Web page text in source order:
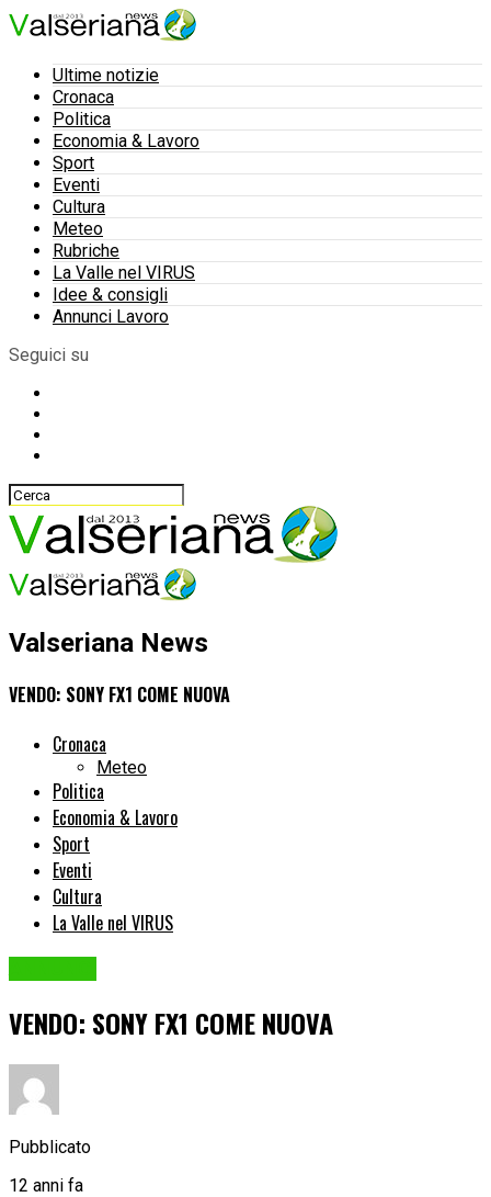
Ultime notizie
Cronaca
Politica
Economia & Lavoro
Sport
Eventi
Cultura
Meteo
Rubriche
La Valle nel VIRUS
Idee & consigli
Annunci Lavoro
Seguici su
Valseriana News
VENDO: SONY FX1 COME NUOVA
Cronaca
Meteo
Politica
Economia & Lavoro
Sport
Eventi
Cultura
La Valle nel VIRUS
VENDO: SONY FX1 COME NUOVA
Pubblicato
12 anni fa